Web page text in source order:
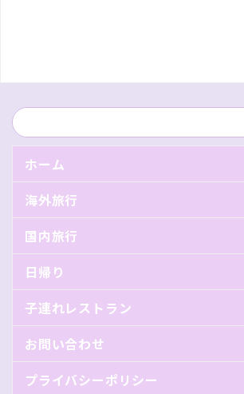
ホーム
海外旅行
国内旅行
日帰り
子連れレストラン
お問い合わせ
プライバシーポリシー